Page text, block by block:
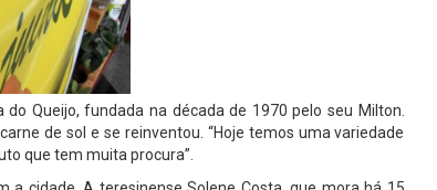
Queijo, fundada na década de 1970 pelo seu Milton.
de sol e se reinventou. “Hoje temos uma variedade
que tem muita procura”.